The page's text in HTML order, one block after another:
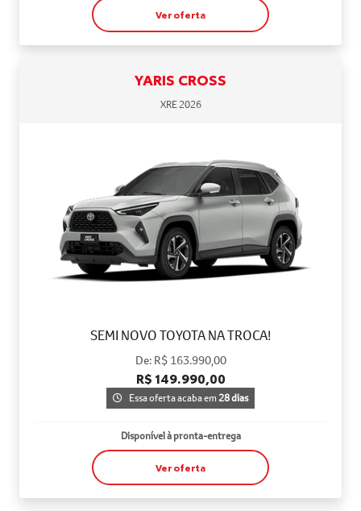
Ver oferta
YARIS CROSS
XRE 2026
SEMI NOVO TOYOTA NA TROCA!
De: R$ 163.990,00
R$ 149.990,00
Essa oferta acaba em28 dias
Disponível à pronta-entrega
Ver oferta